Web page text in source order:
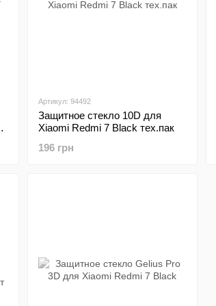
Артикул: 94492
Защитное стекло 10D для
Xiaomi Redmi 7 Black тех.пак
196 грн